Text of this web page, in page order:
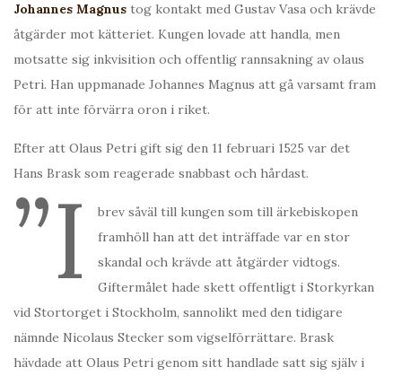
Johannes Magnus tog kontakt med Gustav Vasa och krävde
åtgärder mot kätteriet. Kungen lovade att handla, men
motsatte sig inkvisition och offentlig rannsakning av olaus
Petri. Han uppmanade Johannes Magnus att gå varsamt fram
för att inte förvärra oron i riket.
Efter att Olaus Petri gift sig den 11 februari 1525 var det
Hans Brask som reagerade snabbast och hårdast.
”I
brev såväl till kungen som till ärkebiskopen
framhöll han att det inträffade var en stor
skandal och krävde att åtgärder vidtogs.
Giftermålet hade skett offentligt i Storkyrkan
vid Stortorget i Stockholm, sannolikt med den tidigare
nämnde Nicolaus Stecker som vigselförrättare. Brask
hävdade att Olaus Petri genom sitt handlade satt sig själv i